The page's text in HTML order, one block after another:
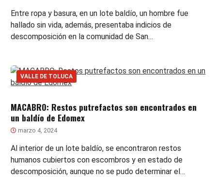
Entre ropa y basura, en un lote baldío, un hombre fue
hallado sin vida, además, presentaba indicios de
descomposición en la comunidad de San…
VALLE DE TOLUCA
MACABRO: Restos putrefactos son encontrados en
un baldío de Edomex
marzo 4, 2024
Al interior de un lote baldío, se encontraron restos
humanos cubiertos con escombros y en estado de
descomposición, aunque no se pudo determinar el…